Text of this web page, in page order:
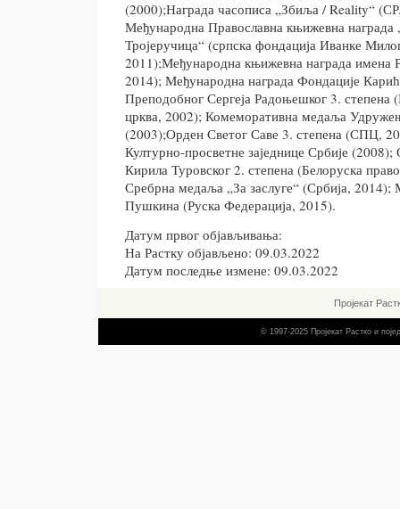
(2000);Награда часописа „Збиља / Reality“
Међународна Православна књижевна награда
Тројеручица“ (српска фондација Иванке
2011);Међународна књижевна награда имена
2014); Међународна награда Фондације
Преподобног Сергеја Радоњешког 3. степена
црква, 2002); Комеморативна медаља
(2003);Орден Светог Саве 3. степена (СПЦ,
Културно-просветне заједнице Србије
Кирила Туровског 2. степена (Белоруска
Сребрна медаља „За заслуге“ (Србија,
Пушкина (Руска Федерација, 2015).
Датум првог објављивања:
На Растку објављено: 09.03.2022
Датум последње измене: 09.03.2022
Пројекат
© 1997-2025 Пројекат Растко и